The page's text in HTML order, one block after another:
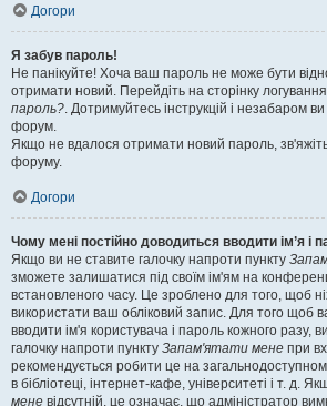
Догори
Я забув пароль!
Не панікуйте! Хоча ваш пароль не може бути
отримати новий. Перейдіть на сторінку
пароль?. Дотримуйтесь інструкцій і незабаром
форум.
Якщо не вдалося отримати новий пароль,
форуму.
Догори
Чому мені постійно доводиться вводити ім’я і
Якщо ви не ставите галочку напроти пункту
зможете залишатися під своїм ім'ям на
встановленого часу. Це зроблено для того, щоб
використати ваш обліковий запис. Для того щоб
вводити ім'я користувача і пароль кожного разу,
галочку напроти пункту Запам'ятати мене при
рекомендується робити це на
в бібліотеці, інтернет-кафе, університеті і т. д.
мене відсутній, це означає, що адміністратор